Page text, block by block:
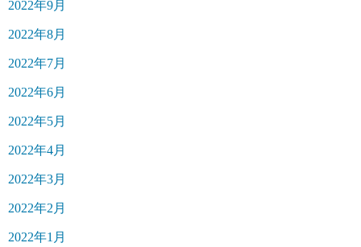
2022年9月
2022年8月
2022年7月
2022年6月
2022年5月
2022年4月
2022年3月
2022年2月
2022年1月